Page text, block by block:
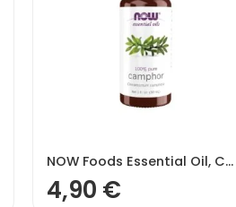
NOW Foods Essential Oil, Camphor Oil – 30 ml.
4,90 €